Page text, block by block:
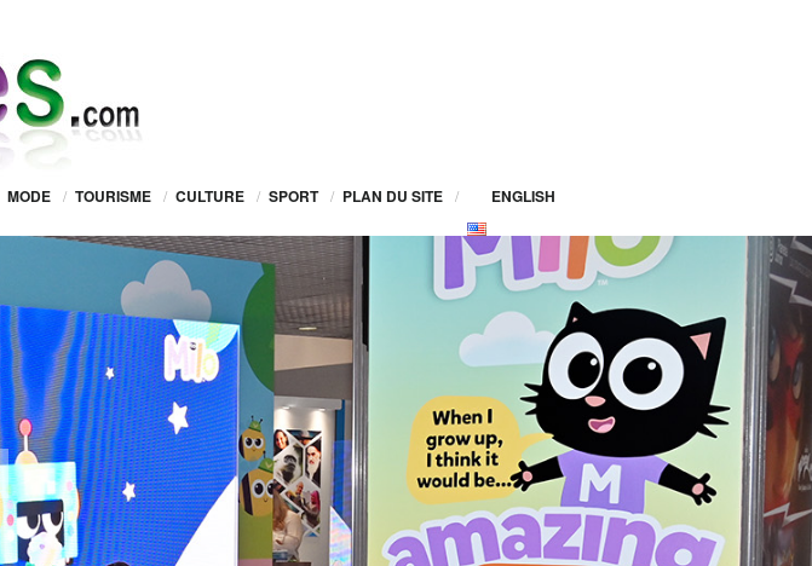
MODE / TOURISME / CULTURE / SPORT / PLAN DU SITE / ENGLISH